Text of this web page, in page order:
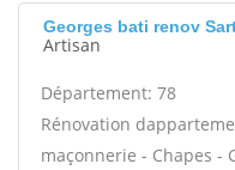
Georges bati renov
Artisan
Département: 78
Rénovation
maçonnerie - Chapes -